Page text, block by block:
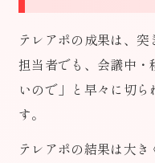
テレアポの成果は、
担当者でも、会議中
いので」と早々に切ら
す。
テレアポの結果は大き